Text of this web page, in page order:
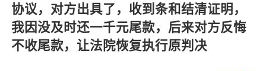
协议，对方出具了，收到条和结清证明，
我因没及时还一千元尾款，后来对方反悔
不收尾款，让法院恢复执行原判决